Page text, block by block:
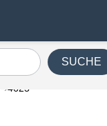
SUCHE
4625